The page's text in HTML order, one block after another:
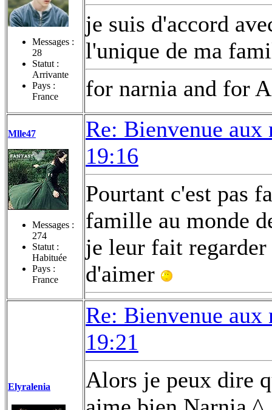
Messages :
28
Statut :
Arrivante
Pays :
France
je suis d'accord
l'unique de ma
for narnia and for
Mlle47
Messages :
274
Statut :
Habituée
Pays :
France
Re: Bienvenue
19:16
Pourtant c'est pas
famille au monde
je leur fait
d'aimer
Elyralenia
Re: Bienvenue
19:21
Alors je peux dire